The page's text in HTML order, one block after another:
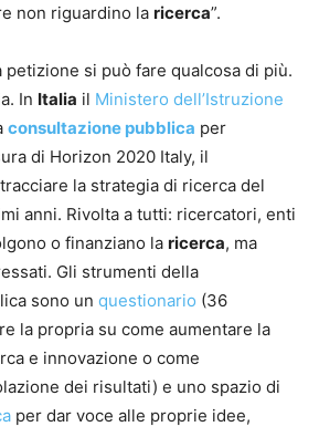
non riguardino la ricerca”.
petizione si può fare qualcosa di più.
In Italia il Ministero dell’Istruzione
consultazione pubblica per
di Horizon 2020 Italy, il
la strategia di ricerca del
anni. Rivolta a tutti: ricercatori, enti
o finanziano la ricerca, ma
Gli strumenti della
sono un questionario (36
la propria su come aumentare la
e innovazione o come
dei risultati) e uno spazio di
per dar voce alle proprie idee,